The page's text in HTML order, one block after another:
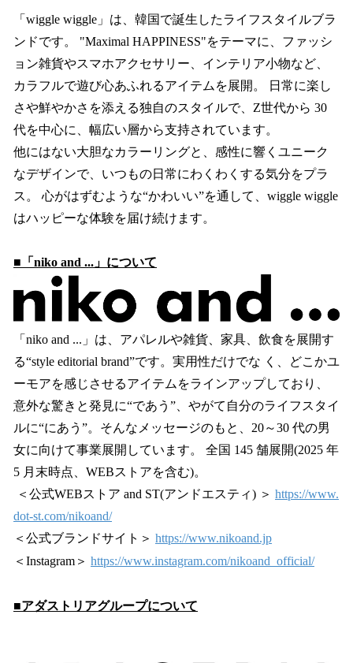
「wiggle wiggle」は、韓国で誕生したライフスタイルブラ
ンドです。 "Maximal HAPPINESS"をテーマに、ファッシ
ョン雑貨やスマホアクセサリー、インテリア小物など、
カラフルで遊び心あふれるアイテムを展開。 日常に楽し
さや鮮やかさを添える独自のスタイルで、Z世代から 30
代を中心に、幅広い層から支持されています。
他にはない大胆なカラーリングと、感性に響くユニーク
なデザインで、いつもの日常にわくわくする気分をプラ
ス。 心がはずむような“かわいい”を通して、wiggle wiggle
はハッピーな体験を届け続けます。
■「niko and ...」について
「niko and ...」は、アパレルや雑貨、家具、飲食を展開す
る“style editorial brand”です。実用性だけでな く、どこかユ
ーモアを感じさせるアイテムをラインアップしており、
意外な驚きと発見に“であう”、やがて自分のライフスタイ
ルに“にあう”。そんなメッセージのもと、20～30 代の男
女に向けて事業展開しています。 全国 145 舗展開(2025 年
5 月末時点、WEBストアを含む)。
＜公式WEBストア and ST(アンドエスティ) ＞ https://www.
dot-st.com/nikoand/
＜公式ブランドサイト＞ https://www.nikoand.jp
＜Instagram＞ https://www.instagram.com/nikoand_official/
■アダストリアグループについて